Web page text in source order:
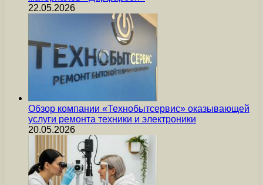
22.05.2026
Обзор компании «Технобытсервис» оказывающей
услуги ремонта техники и электроники
20.05.2026